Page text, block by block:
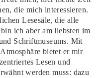
die mich interessieren.
Lesesäle, die alle
ich aber am liebsten im
Schriftmuseums. Mit
bietet er mir
Lesen und
werden muss: dazu